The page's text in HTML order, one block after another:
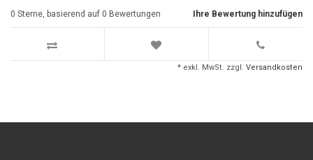
Ihre Bewertung hinzufügen
0 Sterne, basierend auf 0 Bewertungen
* exkl. MwSt. zzgl. Versandkosten